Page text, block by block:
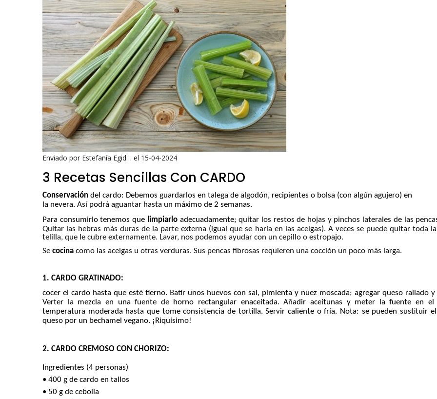
Enviado por Estefanía Egid… el 15-04-2024
3 Recetas Sencillas Con CARDO
Conservación del cardo: Debemos guardarlos en talega de algodón, recipientes o bolsa (con algún agujero) en
la nevera. Así podrá aguantar hasta un máximo de 2 semanas.
Para consumirlo tenemos que
limpiarloadecuadamente;quitar los restos de hojas y pinchos laterales de las
Quitar las hebras más duras de la parte externa (igual que se haría en las acelgas). A veces se puede quitar toda
telilla, que le cubre externamente. Lavar, nos podemos ayudar con un cepillo o estropajo.
Se cocina como las acelgas u otras verduras. Sus pencas fibrosas requieren una cocción un poco más larga.
1. CARDO GRATINADO:
cocer el cardo hasta que esté tierno. Batir unos huevos con sal, pimienta y nuez moscada; agregar queso rallado y
Verter la mezcla en una fuente de horno rectangular enaceitada. Añadir aceitunas y meter la fuente en
temperatura moderada hasta que tome consistencia de tortilla. Servir caliente o fría. Nota: se pueden sustituir
queso por un bechamel vegano. ¡Riquísimo!
2. CARDO CREMOSO CON CHORIZO:
Ingredientes (4 personas)
• 400 g de cardo en tallos
• 50 g de cebolla